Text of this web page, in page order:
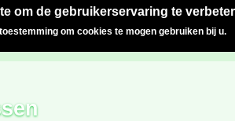
om de gebruikerservaring te
om cookies te mogen gebruiken bij u.